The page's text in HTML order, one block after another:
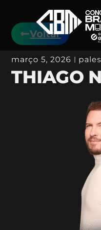
Voltar
março 5, 2026
THIAGO